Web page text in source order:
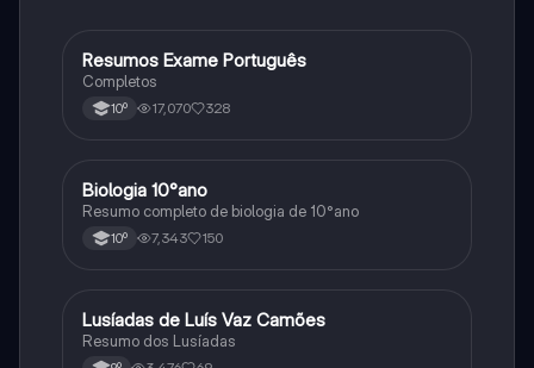
Português
Resumos Exame Português
Completos
10º 17,070 328
Biologia
Biologia 10°ano
Resumo completo de biologia de 10°ano
10º 7,343 150
Português
Lusíadas de Luís Vaz Camões
Resumo dos Lusíadas